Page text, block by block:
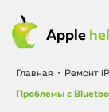
Apple
Главная • Ремонт
Проблемы с